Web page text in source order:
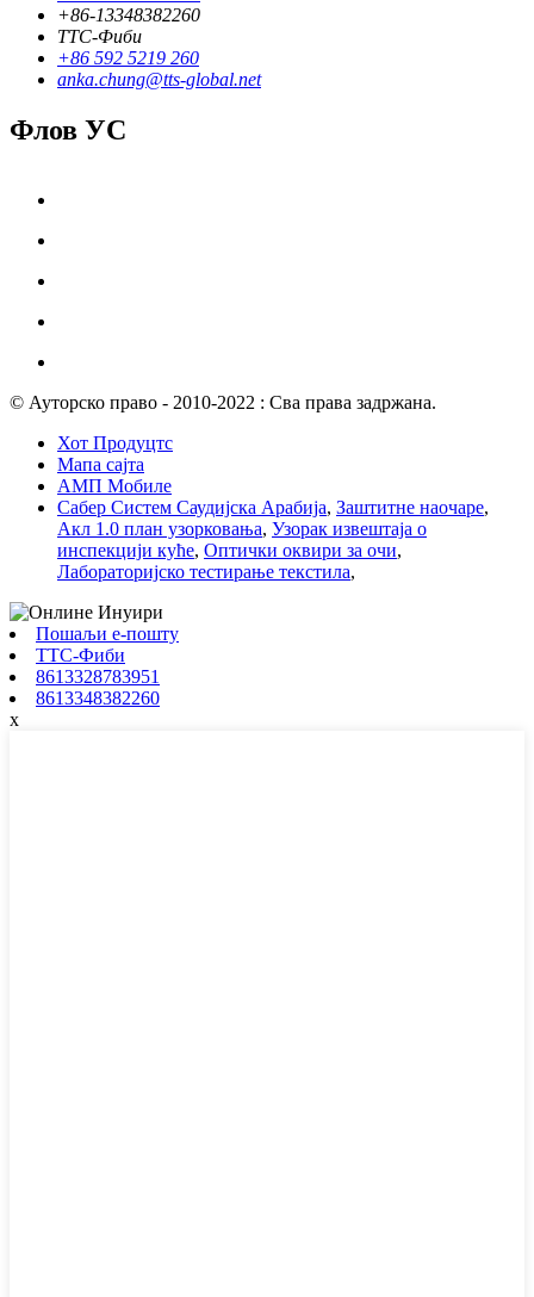
+86-13348382260
ТТС-Фиби
+86 592 5219 260
anka.chung@tts-global.net
Флов УС
© Ауторско право - 2010-2022 : Сва права задржана.
Хот Продуцтс
Мапа сајта
АМП Мобиле
Сабер Систем Саудијска Арабија, Заштитне наочаре,
Акл 1.0 план узорковања, Узорак извештаја о
инспекцији куће, Оптички оквири за очи,
Лабораторијско тестирање текстила,
Пошаљи е-пошту
ТТС-Фиби
8613328783951
8613348382260
x